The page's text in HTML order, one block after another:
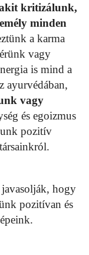
kritizálunk,
minden
a karma
vagy
is mind a
ayurvédában,
vagy
és egoizmus
pozitív
hogy
pozitívan és